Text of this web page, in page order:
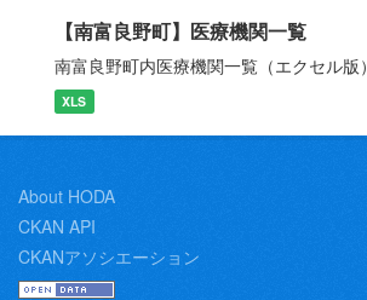
【南富良野町】医療機関一覧
南富良野町内医療機関一覧（エクセル版）
XLS
About HODA
CKAN API
CKANアソシエーション